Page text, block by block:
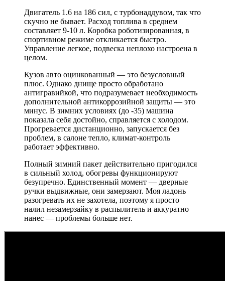
Двигатель 1.6 на 186 сил, с турбонаддувом, так что
скучно не бывает. Расход топлива в среднем
составляет 9-10 л. Коробка роботизированная, в
спортивном режиме откликается быстро.
Управление легкое, подвеска неплохо настроена в
целом.
Кузов авто оцинкованный — это безусловный
плюс. Однако днище просто обработано
антигравийкой, что подразумевает необходимость
дополнительной антикоррозийной защиты — это
минус. В зимних условиях (до -35) машина
показала себя достойно, справляется с холодом.
Прогревается дистанционно, запускается без
проблем, в салоне тепло, климат-контроль
работает эффективно.
Полный зимний пакет действительно пригодился
в сильный холод, обогревы функционируют
безупречно. Единственный момент — дверные
ручки выдвижные, они замерзают. Моя ладонь
разогревать их не захотела, поэтому я просто
налил незамерзайку в распылитель и аккуратно
нанес — проблемы больше нет.